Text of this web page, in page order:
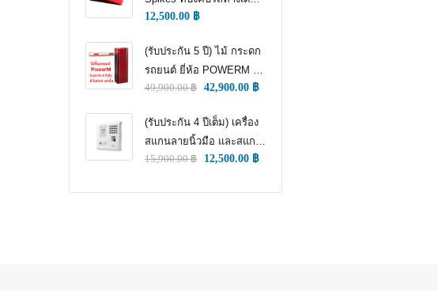
(ONE WAY TRAFFIC
ล้อ)
12,500.00 ฿
(รับประกัน 5 ปี) ไม้ กระดก
รถยนต์ ยี่ห้อ POWERM รุ่น
9000 ทนทานสูงที่สุด อึด
49,900.00฿ 42,900.00 ฿
(รับประกัน 4 ปีเต็ม) เครื่อง
สแกนลายนิ้วมือ และสแกน
ใบหน้า สำหรับลงเวลา
15,900.00฿ 12,500.00 ฿